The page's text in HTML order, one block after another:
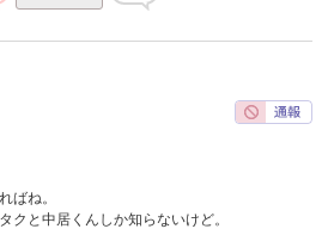
ばね。
クと中居くんしか知らないけど。